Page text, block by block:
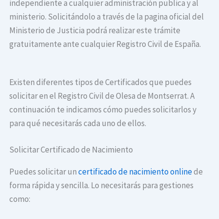
independiente a cualquier administración publica y al
ministerio. Solicitándolo a través de la pagina oficial del
Ministerio de Justicia podrá realizar este trámite
gratuitamente ante cualquier Registro Civil de España.
Existen diferentes tipos de Certificados que puedes
solicitar en el Registro Civil de Olesa de Montserrat. A
continuación te indicamos cómo puedes solicitarlos y
para qué necesitarás cada uno de ellos.
Solicitar Certificado de Nacimiento
Puedes solicitar uncertificado de nacimiento onlinede
forma rápida y sencilla. Lo necesitarás para gestiones
como: